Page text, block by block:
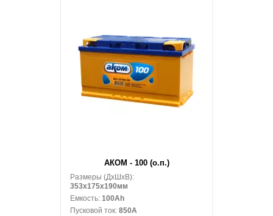
АКОМ - 100 (о.п.)
Размеры (ДxШxВ):
353x175x190мм
Емкость: 100Ah
Пусковой ток: 850A